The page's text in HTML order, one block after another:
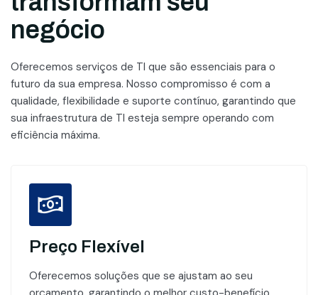
negócio
Oferecemos serviços de TI que são essenciais para o
futuro da sua empresa. Nosso compromisso é com a
qualidade, flexibilidade e suporte contínuo, garantindo que
sua infraestrutura de TI esteja sempre operando com
eficiência máxima.
Preço Flexível
Oferecemos soluções que se ajustam ao seu